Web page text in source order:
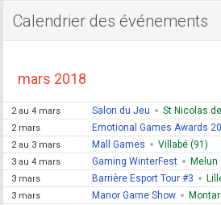
Calendrier des événements
mars 2018
2 au 4 mars Salon du Jeu St Nicolas
2 mars Emotional Games Awards
2 au 3 mars Mall Games Villabé (91)
3 au 4 mars Gaming WinterFest Melun
3 mars Barrière Esport Tour #3
3 mars Manor Game Show